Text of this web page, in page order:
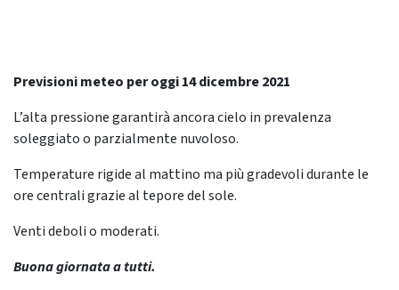
Previsioni meteo per oggi 14 dicembre 2021
L’alta pressione garantirà ancora cielo in prevalenza
soleggiato o parzialmente nuvoloso.
Temperature rigide al mattino ma più gradevoli durante le
ore centrali grazie al tepore del sole.
Venti deboli o moderati.
Buona giornata a tutti.